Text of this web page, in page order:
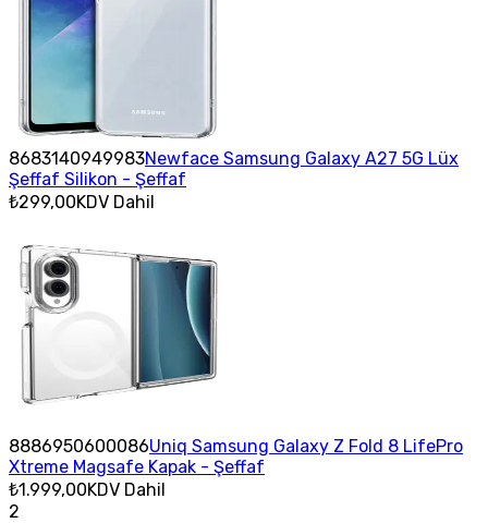
8683140949983Newface Samsung Galaxy A27 5G Lüx
Şeffaf Silikon - Şeffaf
₺299,00KDV Dahil
8886950600086Uniq Samsung Galaxy Z Fold 8 LifePro
Xtreme Magsafe Kapak - Şeffaf
₺1.999,00KDV Dahil
2